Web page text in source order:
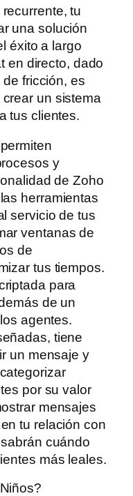
tu
una solución
éxito a largo
en directo, dado
fricción, es
un sistema
tus clientes.
y
de Zoho
herramientas
servicio de tus
ventanas de
de
tus tiempos.
para
de un
agentes.
tiene
un mensaje y
por su valor
mensajes
tu relación con
cuándo
más leales.